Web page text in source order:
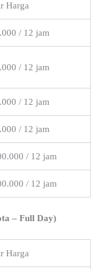
Harga
/ 12 jam
/ 12 jam
/ 12 jam
/ 12 jam
/ 12 jam
/ 12 jam
– Full Day)
Harga